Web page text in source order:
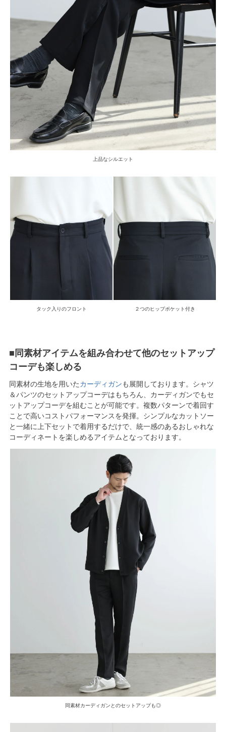
上品なシルエット
タック入りのフロント ２つのヒップポケット付き
■同素材アイテムを組み合わせて他のセットアップ
コーデも楽しめる
同素材の生地を用いたカーディガンも展開しております。シャツ
＆パンツのセットアップコーデはもちろん、カーディガンでもセ
ットアップコーデを組むことが可能です。複数パターンで着回す
ことで高いコストパフォーマンスを発揮。シンプルなカットソー
と一緒に上下セットで着用するだけで、統一感のあるおしゃれな
コーディネートを楽しめるアイテムとなっております。
同素材カーディガンとのセットアップも◎